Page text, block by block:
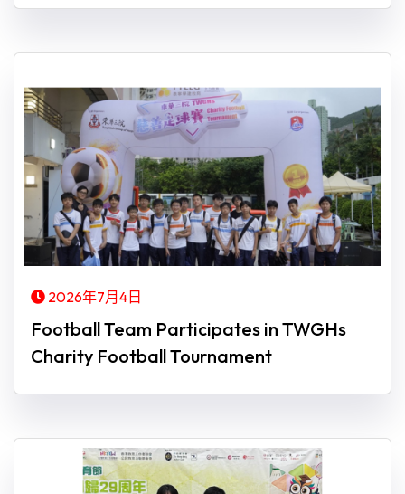
2026年7月4日
Football Team Participates in TWGHs
Charity Football Tournament